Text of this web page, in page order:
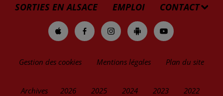
SORTIES EN ALSACE
EMPLOI CONTACT
Gestion des cookies Mentions légales Plan du site
Archives 2026 2025 2024 2023 2022